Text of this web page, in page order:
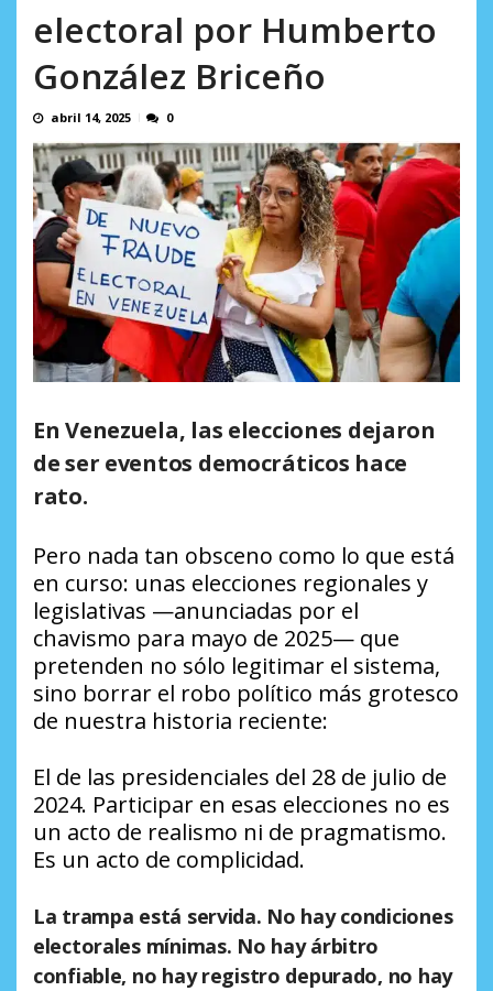
electoral por Humberto
González Briceño
abril 14, 2025 0
En Venezuela, las elecciones dejaron
de ser eventos democráticos hace
rato.
Pero nada tan obsceno como lo que está
en curso: unas elecciones regionales y
legislativas —anunciadas por el
chavismo para mayo de 2025— que
pretenden no sólo legitimar el sistema,
sino borrar el robo político más grotesco
de nuestra historia reciente:
El de las presidenciales del 28 de julio de
2024. Participar en esas elecciones no es
un acto de realismo ni de pragmatismo.
Es un acto de complicidad.
La trampa está servida. No hay condiciones
electorales mínimas. No hay árbitro
confiable, no hay registro depurado, no hay